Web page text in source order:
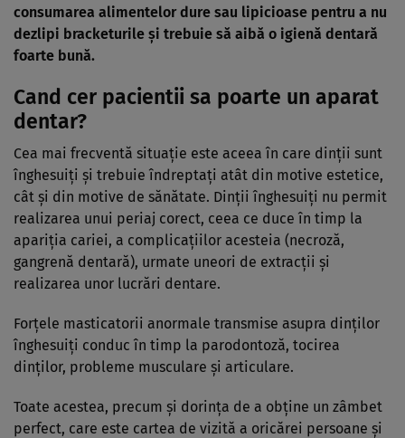
consumarea alimentelor dure sau lipicioase pentru a nu
dezlipi bracketurile şi trebuie să aibă o igienă dentară
foarte bună.
Cand cer pacientii sa poarte un aparat
dentar?
Cea mai frecventă situaţie este aceea în care dinţii sunt
înghesuiţi şi trebuie îndreptaţi atât din motive estetice,
cât şi din motive de sănătate. Dinţii înghesuiţi nu permit
realizarea unui periaj corect, ceea ce duce în timp la
apariţia cariei, a complicaţiilor acesteia (necroză,
gangrenă dentară), urmate uneori de extracţii şi
realizarea unor lucrări dentare.
Forţele masticatorii anormale transmise asupra dinţilor
înghesuiţi conduc în timp la parodontoză, tocirea
dinţilor, probleme musculare şi articulare.
Toate acestea, precum şi dorinţa de a obţine un zâmbet
perfect, care este cartea de vizită a oricărei persoane şi